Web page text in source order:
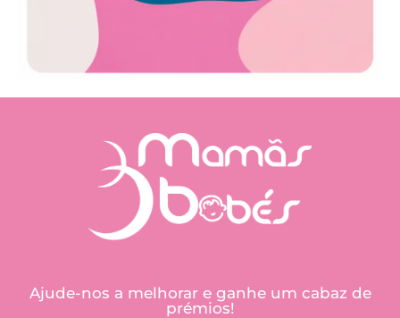
Ajude-nos a melhorar e ganhe um cabaz de
prémios!